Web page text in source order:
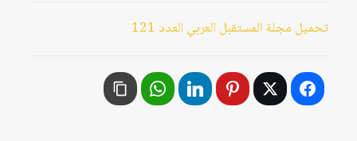
تحميل مجلة المستقبل العربي العدد 121